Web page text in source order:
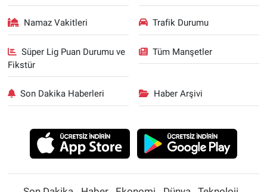
Namaz Vakitleri Trafik Durumu
Süper Lig Puan Durumu ve
Fikstür
Tüm Manşetler
Son Dakika Haberleri Haber Arşivi